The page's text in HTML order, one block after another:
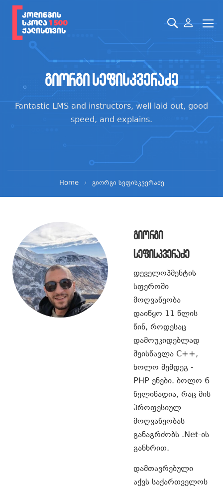
გიორგი სეფისკვერაძე
Fantastic LMS and instructors, well laid out, good
speed, and explains.
Home გიორგი სეფისკვერაძე
გიორგი
სეფისკვერაძე
დეველოპმენტის
სფეროში
მოღვაწეობა
დაიწყო 11 წლის
წინ, როდესაც
დამოუკიდებლად
შეისწავლა C++,
ხოლო შემდეგ -
PHP ენები. ბოლო 6
წელიწადია, რაც მის
პროფესიულ
მოღვაწეობას
განაგრძობს .Net-ის
განხრით.
დამთავრებული
აქვს საქართველოს